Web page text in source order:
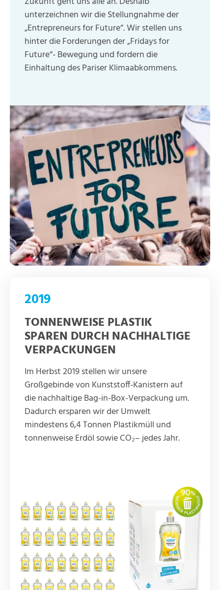
unterzeichnen wir die Stellungnahme der
„Entrepreneurs for Future“. Wir stellen uns
hinter die Forderungen der „Fridays for
Future“- Bewegung und fordern die
Einhaltung des Pariser Klimaabkommens.
2019
TONNENWEISE PLASTIK
SPAREN DURCH NACHHALTIGE
VERPACKUNGEN
Im Herbst 2019 stellen wir unsere
Großgebinde von Kunststoff-Kanistern auf
die nachhaltige Bag-in-Box-Verpackung um.
Dadurch ersparen wir der Umwelt
mindestens 6,4 Tonnen Plastikmüll und
tonnenweise Erdöl sowie CO₂– jedes Jahr.